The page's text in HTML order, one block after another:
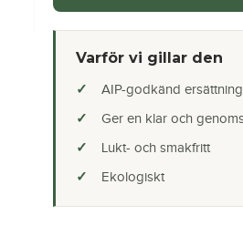
Varför vi gillar den
AIP-godkänd
Ger en klar och
Lukt- och smakfritt
Ekologiskt